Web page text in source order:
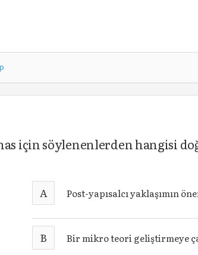
için söylenenlerden hangisi
A Post-yapısalcı yaklaşımın
B Bir mikro teori geliştirmeye